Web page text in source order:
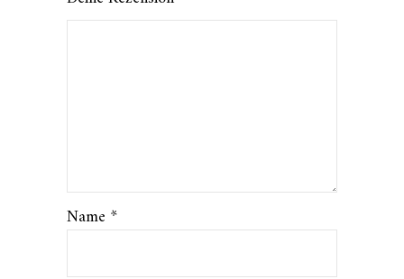
Name *